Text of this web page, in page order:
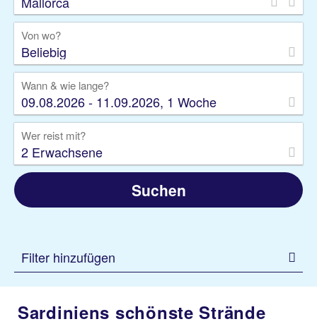
Gruppenreise
Camper Privattransfer
Von wo?
Beliebig
Wann & wie lange?
09.08.2026 - 11.09.2026, 1 Woche
Wer reist mit?
2 Erwachsene
Suchen
Filter hinzufügen
Sardiniens schönste Strände